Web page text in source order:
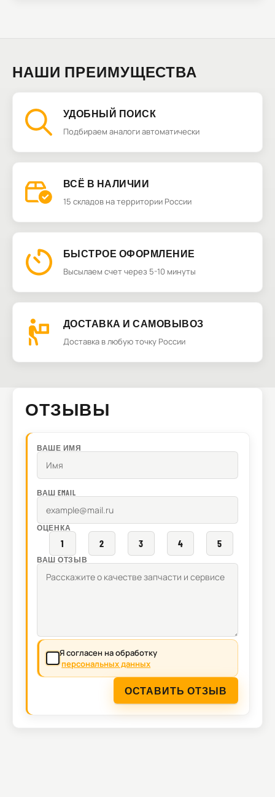
НАШИ ПРЕИМУЩЕСТВА
УДОБНЫЙ ПОИСК
Подбираем аналоги автоматически
ВСЁ В НАЛИЧИИ
15 складов на территории России
БЫСТРОЕ ОФОРМЛЕНИЕ
Высылаем счет через 5-10 минуты
ДОСТАВКА И САМОВЫВОЗ
Доставка в любую точку России
ОТЗЫВЫ
ВАШЕ ИМЯ
ВАШ EMAIL
ОЦЕНКА
1 2 3 4 5
ВАШ ОТЗЫВ
Я согласен на обработку
персональных данных
ОСТАВИТЬ ОТЗЫВ